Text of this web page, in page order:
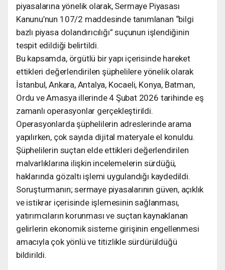
piyasalarına yönelik olarak, Sermaye Piyasası
Kanunu’nun 107/2 maddesinde tanımlanan “bilgi
bazlı piyasa dolandırıcılığı” suçunun işlendiğinin
tespit edildiği belirtildi.
Bu kapsamda, örgütlü bir yapı içerisinde hareket
ettikleri değerlendirilen şüphelilere yönelik olarak
İstanbul, Ankara, Antalya, Kocaeli, Konya, Batman,
Ordu ve Amasya illerinde 4 Şubat 2026 tarihinde eş
zamanlı operasyonlar gerçekleştirildi.
Operasyonlarda şüphelilerin adreslerinde arama
yapılırken, çok sayıda dijital materyale el konuldu.
Şüphelilerin suçtan elde ettikleri değerlendirilen
malvarlıklarına ilişkin incelemelerin sürdüğü,
haklarında gözaltı işlemi uygulandığı kaydedildi.
Soruşturmanın; sermaye piyasalarının güven, açıklık
ve istikrar içerisinde işlemesinin sağlanması,
yatırımcıların korunması ve suçtan kaynaklanan
gelirlerin ekonomik sisteme girişinin engellenmesi
amacıyla çok yönlü ve titizlikle sürdürüldüğü
bildirildi.